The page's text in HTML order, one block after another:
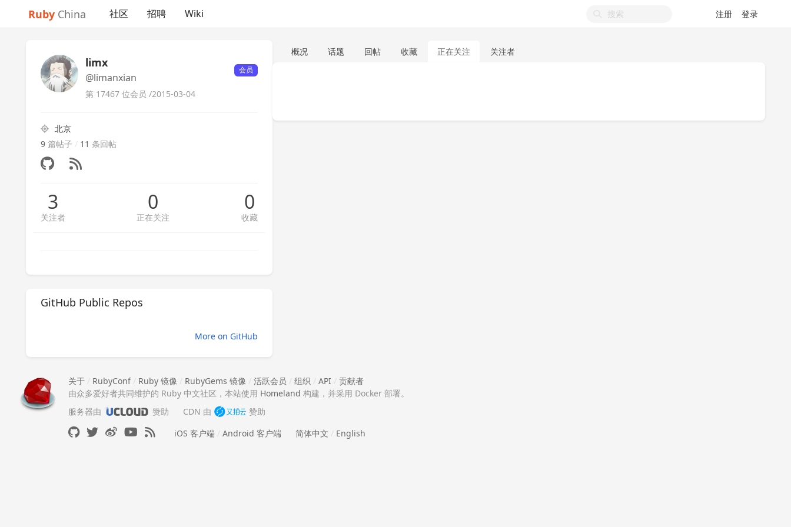
Ruby China 社区 招聘 Wiki 注册 登录
limx
@limanxian
会员
第 17467 位会员 /2015-03-04
北京
9 篇帖子 / 11 条回帖
3
关注者
0
正在关注
0
收藏
GitHub Public Repos
More on GitHub
概况 话题 回帖 收藏 正在关注 关注者
关于 / RubyConf/ Ruby 镜像 / RubyGems 镜像 / 活跃会员 / 组织 / API / 贡献者
由众多爱好者共同维护的 Ruby 中文社区，本站使用 Homeland 构建，并采用 Docker 部署。
服务器由
赞助 CDN 由
赞助
iOS 客户端 / Android 客户端 简体中文 / English